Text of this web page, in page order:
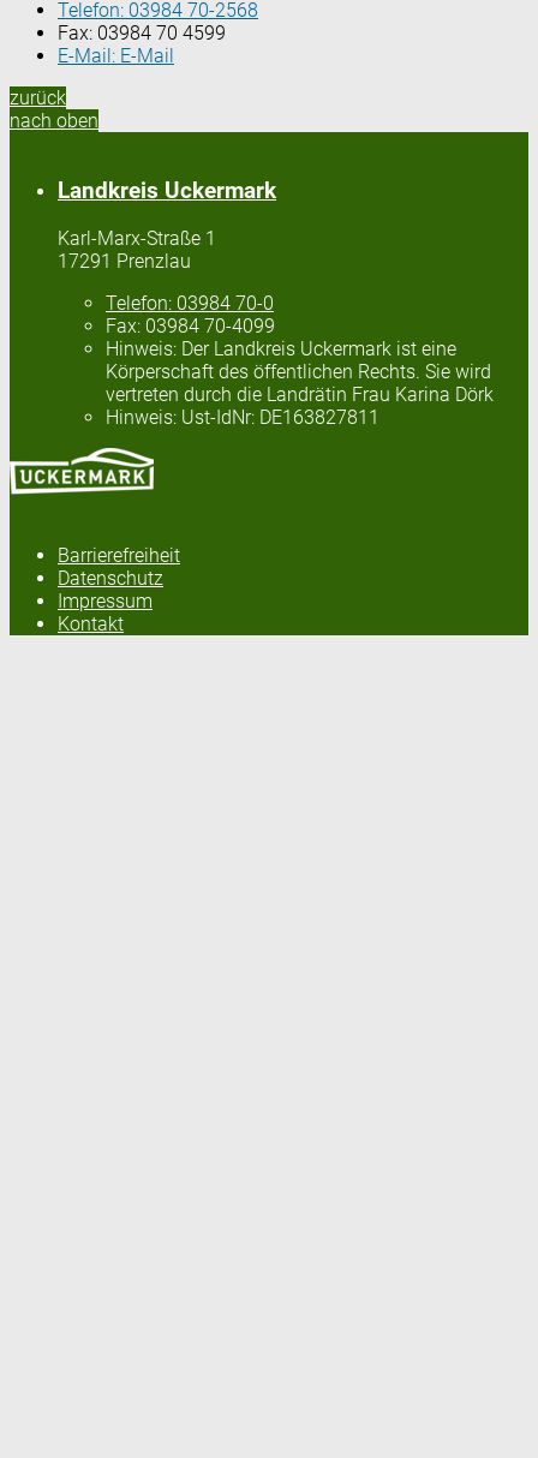
Telefon: 03984 70-2568
Fax: 03984 70 4599
E-Mail: E-Mail
zurück
nach oben
Landkreis Uckermark
Karl-Marx-Straße 1
17291 Prenzlau
Telefon: 03984 70-0
Fax: 03984 70-4099
Hinweis: Der Landkreis Uckermark ist eine
Körperschaft des öffentlichen Rechts. Sie wird
vertreten durch die Landrätin Frau Karina Dörk
Hinweis: Ust-IdNr: DE163827811
Barrierefreiheit
Datenschutz
Impressum
Kontakt